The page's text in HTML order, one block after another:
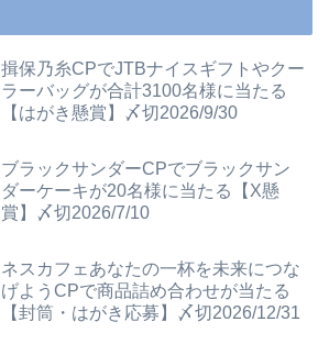
揖保乃糸CPでJTBナイスギフトやクー
ラーバッグが合計3100名様に当たる
【はがき懸賞】〆切2026/9/30
ブラックサンダーCPでブラックサン
ダーケーキが20名様に当たる【X懸
賞】〆切2026/7/10
ネスカフェあなたの一杯を未来につな
げようCPで商品詰め合わせが当たる
【封筒・はがき応募】〆切2026/12/31